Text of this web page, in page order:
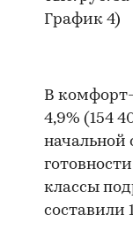
График 4)
В комфорт-
4,9% (154
начальной
классы
составили